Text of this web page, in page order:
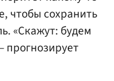
чтобы сохранить
«Скажут: будем
прогнозирует